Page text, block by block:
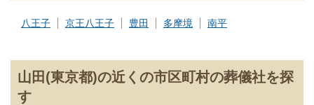
八王子 京王八王子 豊田 多摩境 南平
山田(東京都)の近くの市区町村の葬儀社を探
す